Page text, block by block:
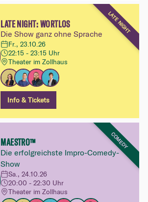
LATE NIGHT
LATE NIGHT: WORTLOS
Die Show ganz ohne Sprache
Fr., 23.10.26
22:15 - 23:15 Uhr
Theater im Zollhaus
Info & Tickets
COMEDY
MAESTRO™
Die erfolgreichste Impro-Comedy-
Show
Sa., 24.10.26
20:00 - 22:30 Uhr
Theater im Zollhaus